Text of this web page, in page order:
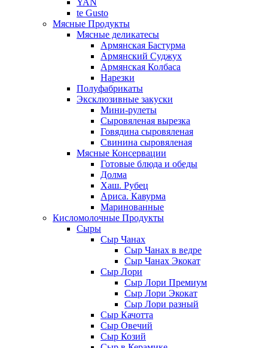
YAN
te Gusto
Мясные Продукты
Мясные деликатесы
Армянская Бастурма
Армянский Суджух
Армянская Колбаса
Нарезки
Полуфабрикаты
Эксклюзивные закуски
Мини-рулеты
Сыровяленая вырезка
Говядина сыровяленая
Свинина сыровяленая
Мясные Консервации
Готовые блюда и обеды
Долма
Хаш. Рубец
Ариса. Кавурма
Маринованные
Кисломолочные Продукты
Сыры
Сыр Чанах
Сыр Чанах в ведре
Сыр Чанах Экокат
Сыр Лори
Сыр Лори Премиум
Сыр Лори Экокат
Сыр Лори разный
Сыр Качотта
Сыр Овечий
Сыр Козий